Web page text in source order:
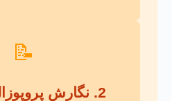
📝
2. نگارش پروپوزال قدرتمند